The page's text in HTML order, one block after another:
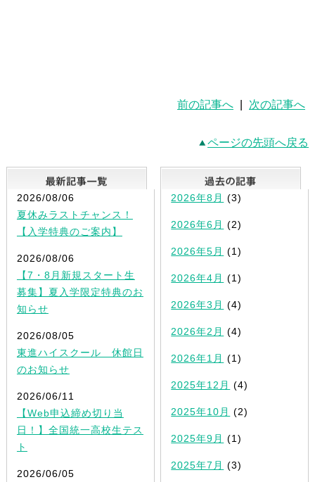
前の記事へ 次の記事へ
ページの先頭へ戻る
最新記事一覧
2026/08/06
夏休みラストチャンス！
【入学特典のご案内】
2026/08/06
【7・8月新規スタート生
募集】夏入学限定特典のお
知らせ
2026/08/05
東進ハイスクール 休館日
のお知らせ
2026/06/11
【Web申込締め切り当
日！】全国統一高校生テス
ト
2026/06/05
2026年8月 (3)
2026年6月 (2)
2026年5月 (1)
2026年4月 (1)
2026年3月 (4)
2026年2月 (4)
2026年1月 (1)
2025年12月 (4)
2025年10月 (2)
2025年9月 (1)
2025年7月 (3)